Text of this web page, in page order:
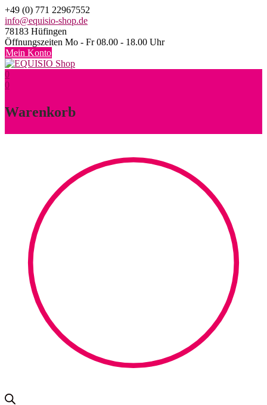
Skip
to
content
+49 (0) 771 22967552
info@equisio-shop.de
78183 Hüfingen
Öffnungszeiten Mo - Fr 08.00 - 18.00 Uhr
Mein Konto
0
0
Warenkorb